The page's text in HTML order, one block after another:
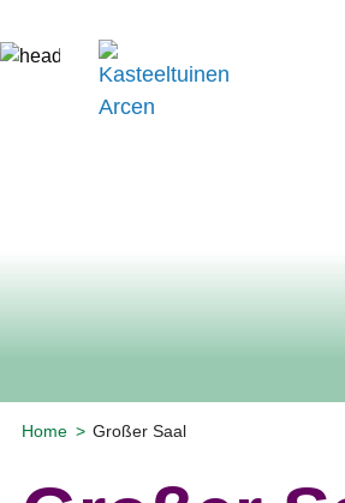
Home Großer Saal